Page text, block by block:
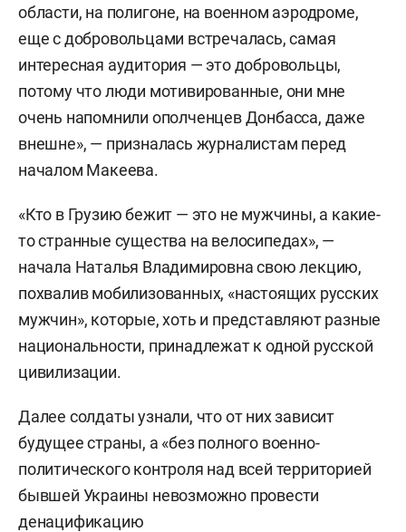
области, на полигоне, на военном аэродроме,
еще с добровольцами встречалась, самая
интересная аудитория — это добровольцы,
потому что люди мотивированные, они мне
очень напомнили ополченцев Донбасса, даже
внешне», — призналась журналистам перед
началом Макеева.
«Кто в Грузию бежит — это не мужчины, а какие-
то странные существа на велосипедах», —
начала Наталья Владимировна свою лекцию,
похвалив мобилизованных, «настоящих русских
мужчин», которые, хоть и представляют разные
национальности, принадлежат к одной русской
цивилизации.
Далее солдаты узнали, что от них зависит
будущее страны, а «без полного военно-
политического контроля над всей территорией
бывшей Украины невозможно провести
денацификацию